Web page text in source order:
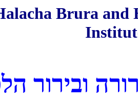
Brura and
ובירור